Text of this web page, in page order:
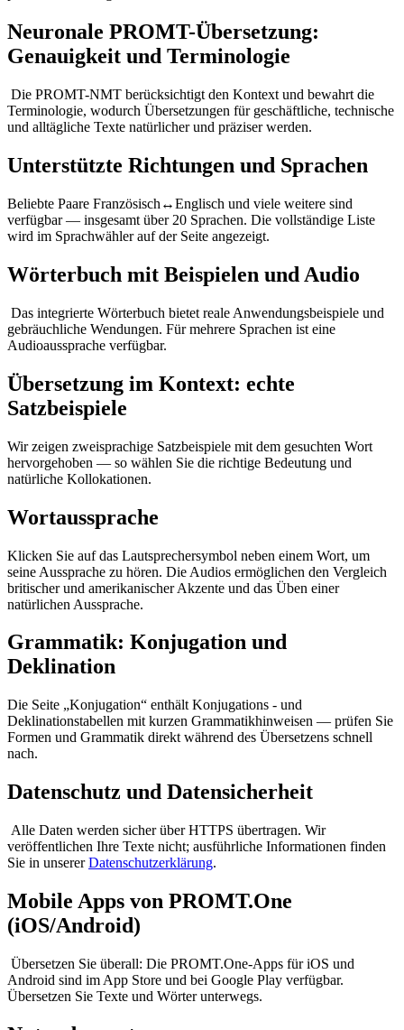
Neuronale PROMT-Übersetzung:
Genauigkeit und Terminologie
Die PROMT-NMT berücksichtigt den Kontext und bewahrt die
Terminologie, wodurch Übersetzungen für geschäftliche, technische
und alltägliche Texte natürlicher und präziser werden.
Unterstützte Richtungen und Sprachen
Beliebte Paare Französisch↔Englisch und viele weitere sind
verfügbar — insgesamt über 20 Sprachen. Die vollständige Liste
wird im Sprachwähler auf der Seite angezeigt.
Wörterbuch mit Beispielen und Audio
Das integrierte Wörterbuch bietet reale Anwendungsbeispiele und
gebräuchliche Wendungen. Für mehrere Sprachen ist eine
Audioaussprache verfügbar.
Übersetzung im Kontext: echte
Satzbeispiele
Wir zeigen zweisprachige Satzbeispiele mit dem gesuchten Wort
hervorgehoben — so wählen Sie die richtige Bedeutung und
natürliche Kollokationen.
Wortaussprache
Klicken Sie auf das Lautsprechersymbol neben einem Wort, um
seine Aussprache zu hören. Die Audios ermöglichen den Vergleich
britischer und amerikanischer Akzente und das Üben einer
natürlichen Aussprache.
Grammatik: Konjugation und
Deklination
Die Seite „Konjugation“ enthält Konjugations - und
Deklinationstabellen mit kurzen Grammatikhinweisen — prüfen Sie
Formen und Grammatik direkt während des Übersetzens schnell
nach.
Datenschutz und Datensicherheit
Alle Daten werden sicher über HTTPS übertragen. Wir
veröffentlichen Ihre Texte nicht; ausführliche Informationen finden
Sie in unsererDatenschutzerklärung.
Mobile Apps von PROMT.One
(iOS/Android)
Übersetzen Sie überall: Die PROMT.One-Apps für iOS und
Android sind im App Store und bei Google Play verfügbar.
Übersetzen Sie Texte und Wörter unterwegs.